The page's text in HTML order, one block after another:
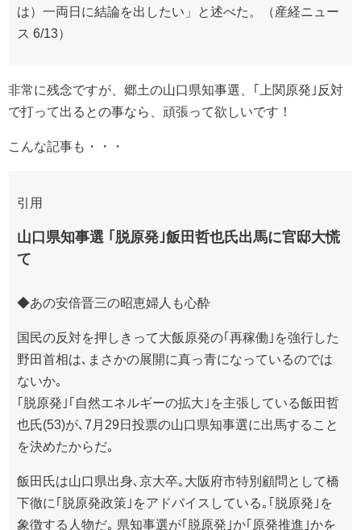
は）一両日に結論を出したい」と述べた。（産経ニュー
ス 6/13）
非常に残念ですが、郷土の山口県知事選、｢上関原発｣反対
で打って出るとの事なら、頑張って欲しいです！
こんな記事も・・・
引用
山口県知事選 ｢脱原発｣飯田哲也氏出馬に官邸大慌
て
◆あの安倍晋三の昭恵婦人も心酔
国民の反対を押しきって大飯原発の｢再稼働｣を強行した
野田首相は､まさかの展開に真っ青になっているのでは
ないか｡
｢脱原発｣｢自然エネルギーの拡大｣を主張している飯田哲
也氏(53)が､7月29日投票の山口県知事選に出馬すること
を決めたからだ｡
飯田氏は山口県出身､京大卒｡大阪府市特別顧問として橋
下徹に｢脱原発政策｣をアドバイスしている｡｢脱原発｣を
象徴する人物だ｡ 県知事選が｢脱原発｣か｢原発推進｣かを